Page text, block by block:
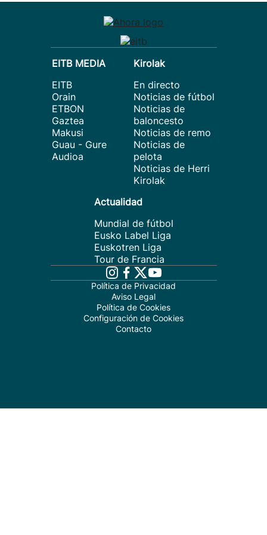
EITB MEDIA
EITB
Orain
ETBON
Gaztea
Makusi
Guau - Gure
Audioa
Kirolak
En directo
Noticias de fútbol
Noticias de
baloncesto
Noticias de remo
Noticias de
pelota
Noticias de Herri
Kirolak
Actualidad
Mundial de fútbol
Eusko Label Liga
Euskotren Liga
Tour de Francia
Política de Privacidad
Aviso Legal
Política de Cookies
Configuración de Cookies
Contacto